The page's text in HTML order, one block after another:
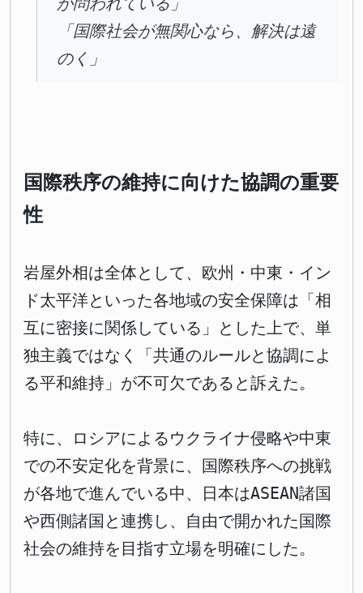
「国際社会が無関心なら、解決は遠
のく」
国際秩序の維持に向けた協調の重要
性
岩屋外相は全体として、欧州・中東・イン
ド太平洋といった各地域の安全保障は「相
互に密接に関係している」とした上で、単
独主義ではなく「共通のルールと協調によ
る平和維持」が不可欠であると訴えた。
特に、ロシアによるウクライナ侵略や中東
での不安定化を背景に、国際秩序への挑戦
が各地で進んでいる中、日本はASEAN諸国
や西側諸国と連携し、自由で開かれた国際
社会の維持を目指す立場を明確にした。